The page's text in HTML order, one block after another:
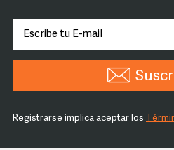
Registrarse implica aceptar los